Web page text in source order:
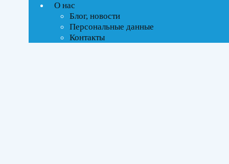
О нас
Блог, новости
Персональные данные
Контакты